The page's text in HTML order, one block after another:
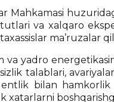
Mahkamasi
va xalqaro
ma’ruzalar
yadro
talablari,
bilan
xatarlarni